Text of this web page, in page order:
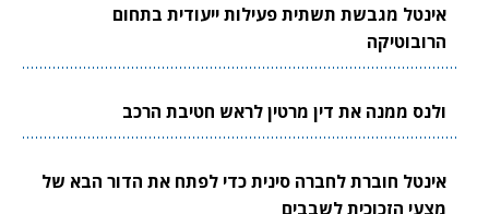
אינטל מגבשת תשתית פעילות ייעודית בתחום
הרובוטיקה
ולנס ממנה את דין מרטין לראש חטיבת הרכב
אינטל חוברת לחברה סינית כדי לפתח את הדור הבא של
מצעי הזכוכית לשבבים